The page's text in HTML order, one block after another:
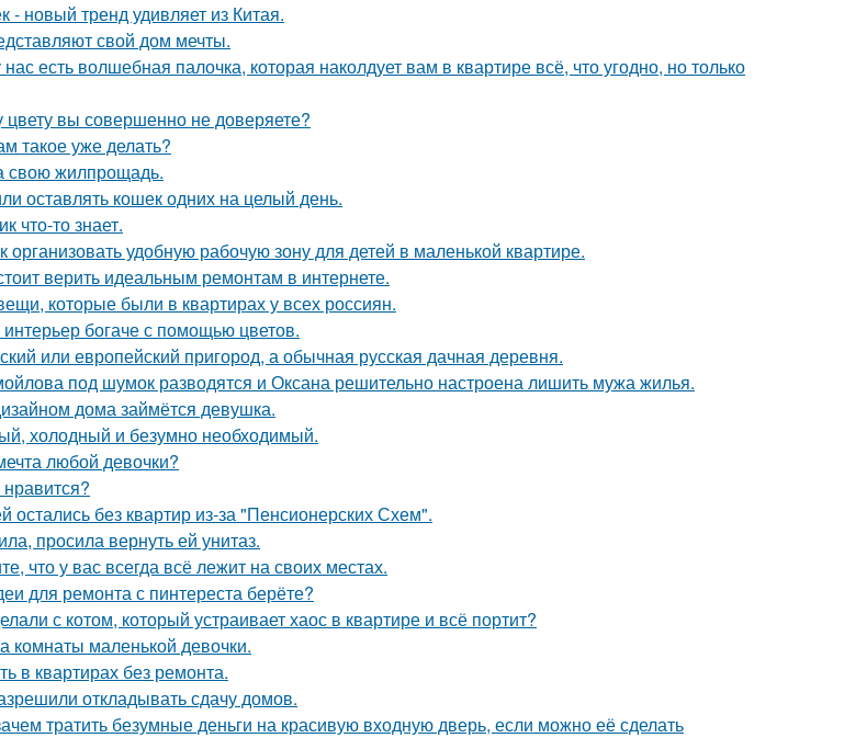
- новый тренд удивляет из Китая.
свой дом мечты.
есть волшебная палочка, которая наколдует вам в квартире всё, что угодно, но только
цвету вы совершенно не доверяете?
такое уже делать?
свою жилпрощадь.
оставлять кошек одних на целый день.
что-то знает.
организовать удобную рабочую зону для детей в маленькой квартире.
верить идеальным ремонтам в интернете.
которые были в квартирах у всех россиян.
интерьер богаче с помощью цветов.
или европейский пригород, а обычная русская дачная деревня.
под шумок разводятся и Оксана решительно настроена лишить мужа жилья.
дома займётся девушка.
холодный и безумно необходимый.
любой девочки?
остались без квартир из-за "Пенсионерских Схем".
просила вернуть ей унитаз.
что у вас всегда всё лежит на своих местах.
для ремонта с пинтереста берёте?
с котом, который устраивает хаос в квартире и всё портит?
комнаты маленькой девочки.
в квартирах без ремонта.
откладывать сдачу домов.
тратить безумные деньги на красивую входную дверь, если можно её сделать